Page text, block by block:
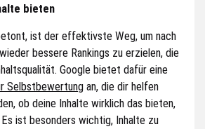
bieten
ist der effektivste Weg, um nach
bessere Rankings zu erzielen, die
Google bietet dafür eine
Selbstbewertung an, die dir helfen
ob deine Inhalte wirklich das bieten,
ist besonders wichtig, Inhalte zu